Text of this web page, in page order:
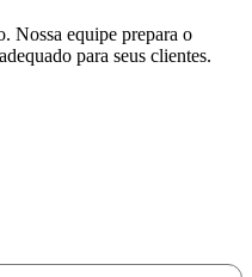
Nossa equipe prepara o
para seus clientes.